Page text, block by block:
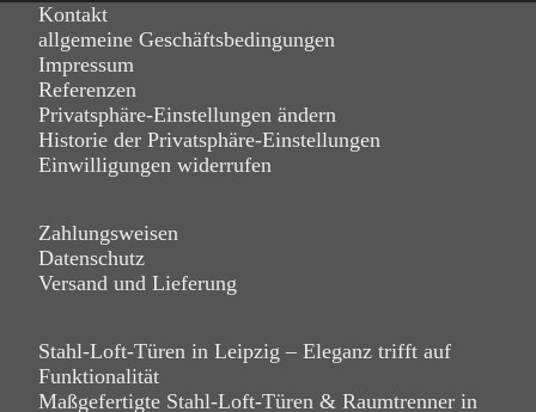
Kontakt
allgemeine Geschäftsbedingungen
Impressum
Referenzen
Privatsphäre-Einstellungen ändern
Historie der Privatsphäre-Einstellungen
Einwilligungen widerrufen
Zahlungsweisen
Datenschutz
Versand und Lieferung
Stahl-Loft-Türen in Leipzig – Eleganz trifft auf
Funktionalität
Maßgefertigte Stahl-Loft-Türen & Raumtrenner in